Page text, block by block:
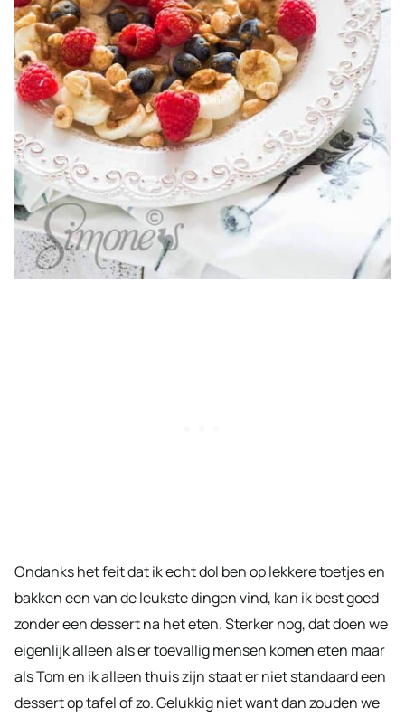
Ondanks het feit dat ik echt dol ben op lekkere toetjes en
bakken een van de leukste dingen vind, kan ik best goed
zonder een dessert na het eten. Sterker nog, dat doen we
eigenlijk alleen als er toevallig mensen komen eten maar
als Tom en ik alleen thuis zijn staat er niet standaard een
dessert op tafel of zo. Gelukkig niet want dan zouden we